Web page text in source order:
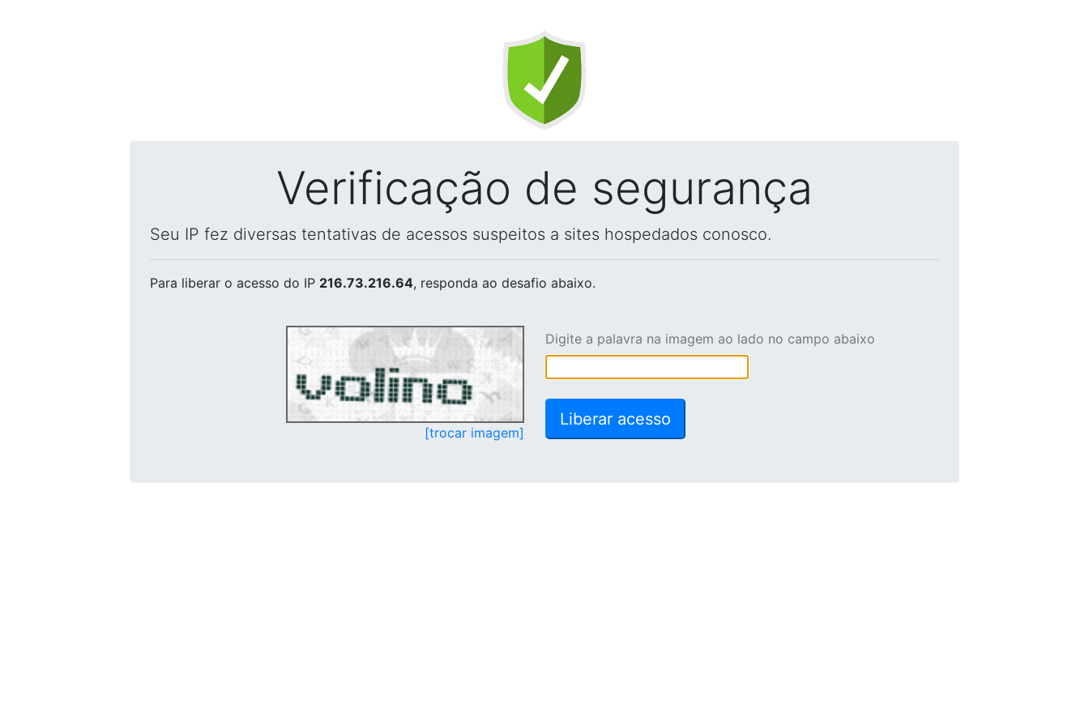
Verificação de segurança
Seu IP fez diversas tentativas de acessos suspeitos a sites hospedados conosco.
Para liberar o acesso do IP 216.73.216.64, responda ao desafio abaixo.
[trocar imagem]
Digite a palavra na imagem ao lado no campo abaixo